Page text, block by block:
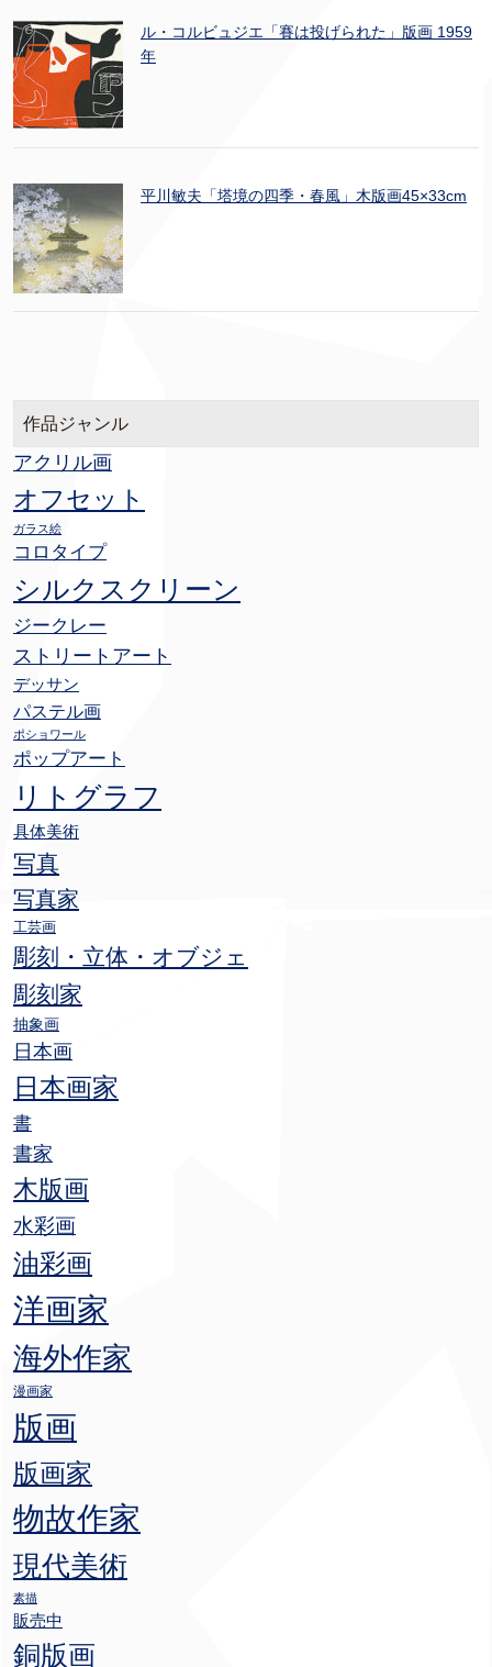
ル・コルビュジエ「賽は投げられた」版画 1959
年
平川敏夫「塔境の四季・春風」木版画45×33cm
作品ジャンル
アクリル画
オフセット
ガラス絵
コロタイプ
シルクスクリーン
ジークレー
ストリートアート
デッサン
パステル画
ポショワール
ポップアート
リトグラフ
具体美術
写真
写真家
工芸画
彫刻・立体・オブジェ
彫刻家
抽象画
日本画
日本画家
書
書家
木版画
水彩画
油彩画
洋画家
海外作家
漫画家
版画
版画家
物故作家
現代美術
素描
販売中
銅版画